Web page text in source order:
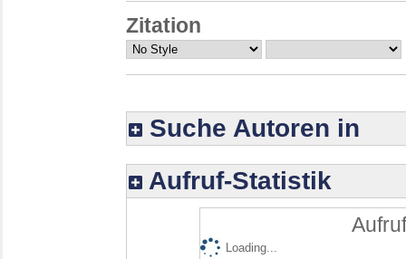
Zitation
Suche Autoren in
Aufruf-Statistik
Loading...